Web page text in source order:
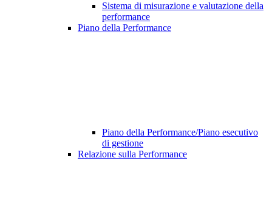
Sistema di misurazione e valutazione della
performance
Piano della Performance
Piano della Performance/Piano esecutivo
di gestione
Relazione sulla Performance